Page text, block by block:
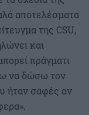
αποτελέσματα
της CSU,
και
πράγματι
να δώσω τον
ήταν σαφές αν